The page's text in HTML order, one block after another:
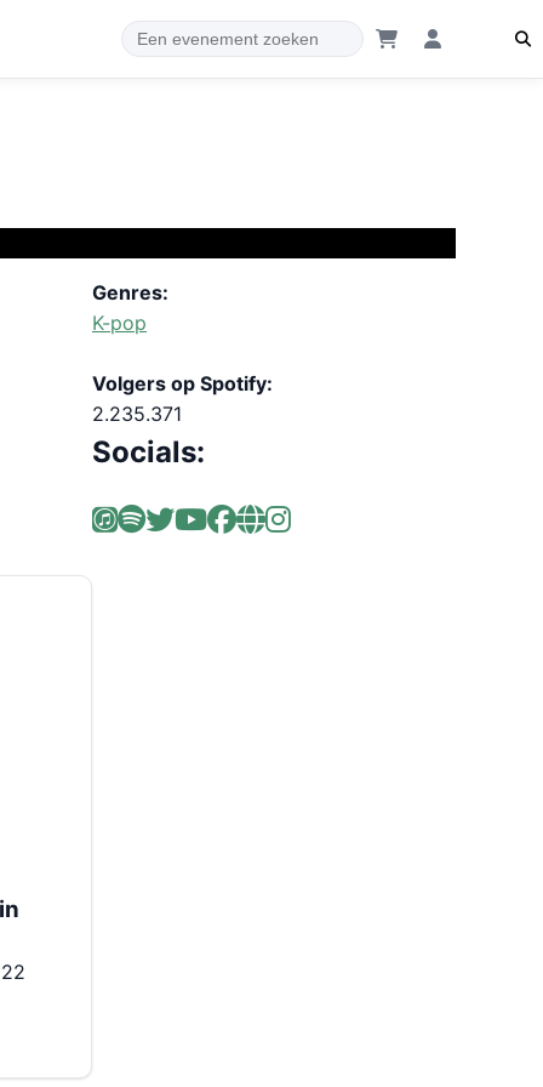
Genres:
K-pop
Volgers op Spotify:
2.235.371
Socials: